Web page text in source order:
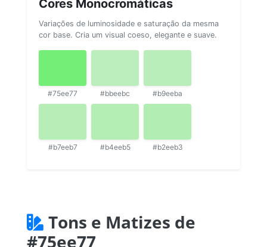
Cores Monocromáticas
Variações de luminosidade e saturação da mesma
cor base. Cria um visual coeso, elegante e suave.
#75ee77 #bbeebc #b9eeba
#b7eeb7 #b4eeb5 #b2eeb3
Tons e Matizes de
#75ee77